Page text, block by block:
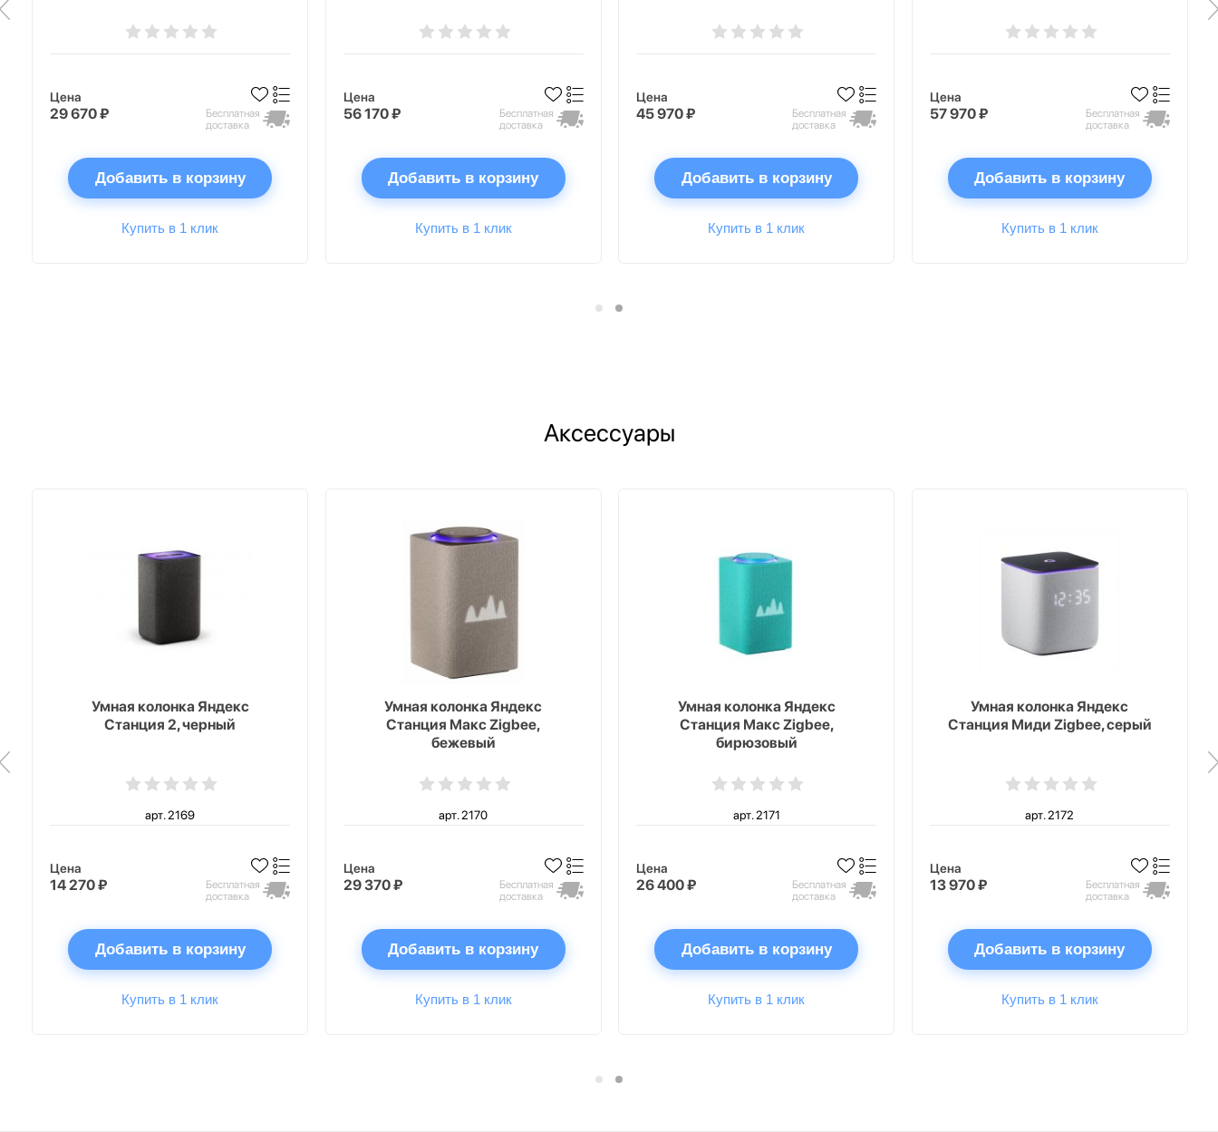
Цена
29 670 ₽
Бесплатная
доставка
Добавить в корзину
Купить в 1 клик
Цена
56 170 ₽
Бесплатная
доставка
Добавить в корзину
Купить в 1 клик
Цена
45 970 ₽
Бесплатная
доставка
Добавить в корзину
Купить в 1 клик
Цена
57 970 ₽
Бесплатная
доставка
Добавить в корзину
Купить в 1 клик
Аксессуары
Умная колонка Яндекс
Станция 2, черный
арт. 2169
Цена
14 270 ₽
Бесплатная
доставка
Добавить в корзину
Купить в 1 клик
Умная колонка Яндекс
Станция Макс Zigbee,
бежевый
арт. 2170
Цена
29 370 ₽
Бесплатная
доставка
Добавить в корзину
Купить в 1 клик
Умная колонка Яндекс
Станция Макс Zigbee,
бирюзовый
арт. 2171
Цена
26 400 ₽
Бесплатная
доставка
Добавить в корзину
Купить в 1 клик
Умная колонка Яндекс
Станция Миди Zigbee, серый
арт. 2172
Цена
13 970 ₽
Бесплатная
доставка
Добавить в корзину
Купить в 1 клик